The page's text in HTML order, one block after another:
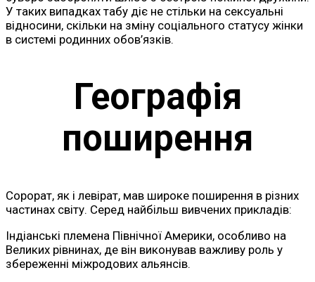
У таких випадках табу діє не стільки на сексуальні
відносини, скільки на зміну соціального статусу жінки
в системі родинних обов’язків.
Географія
поширення
Сорорат, як і левірат, мав широке поширення в різних
частинах світу. Серед найбільш вивчених прикладів:
Індіанські племена Північної Америки, особливо на
Великих рівнинах, де він виконував важливу роль у
збереженні міжродових альянсів.